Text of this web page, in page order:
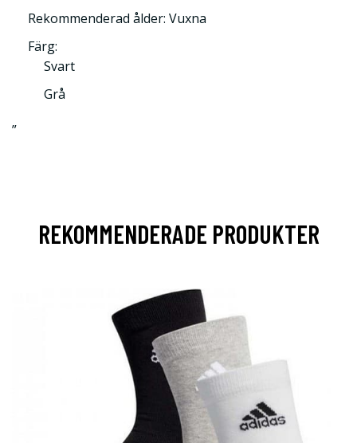
Rekommenderad ålder: Vuxna
Färg:
Svart
Grå
”
REKOMMENDERADE PRODUKTER